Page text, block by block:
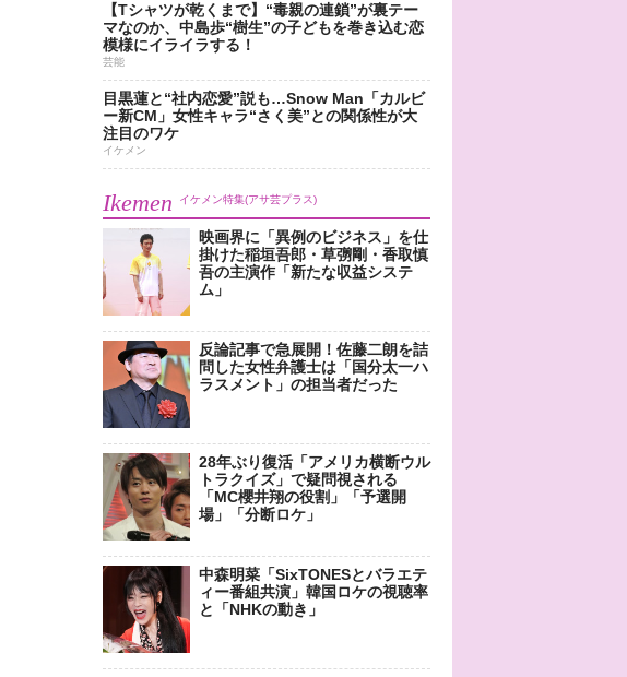
【Tシャツが乾くまで】“毒親の連鎖”が裏テー
マなのか、中島歩“樹生”の子どもを巻き込む恋
模様にイライラする！
芸能
目黒蓮と“社内恋愛”説も…Snow Man「カルビ
ー新CM」女性キャラ“さく美”との関係性が大
注目のワケ
イケメン
Ikemen イケメン特集(アサ芸プラス)
映画界に「異例のビジネス」を仕
掛けた稲垣吾郎・草彅剛・香取慎
吾の主演作「新たな収益システ
ム」
反論記事で急展開！佐藤二朗を詰
問した女性弁護士は「国分太一ハ
ラスメント」の担当者だった
28年ぶり復活「アメリカ横断ウル
トラクイズ」で疑問視される
「MC櫻井翔の役割」「予選開
場」「分断ロケ」
中森明菜「SixTONESとバラエテ
ィー番組共演」韓国ロケの視聴率
と「NHKの動き」